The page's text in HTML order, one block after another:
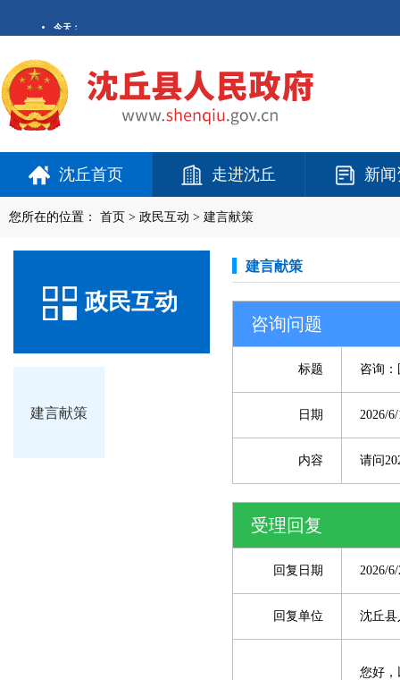
沈丘首页 走进沈丘 新
您所在的位置： 首页 > 政民互动 > 建言献策
政民互动
建言献策
建言献策
咨询问题
标题 咨询
日期 2026/
内容 请问
受理回复
回复日期 2026/
回复单位 沈丘
您好，